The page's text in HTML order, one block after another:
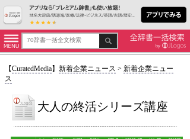
【CuratedMedia】 新着企業ニュース > 新着企業ニュー
ス
大人の終活シリーズ講座